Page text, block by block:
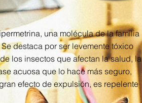
una molécula de la familia
destaca por ser levemente tóxico
los insectos que afectan la salud, la
acuosa que lo hace más seguro,
efecto de expulsión, es repelente